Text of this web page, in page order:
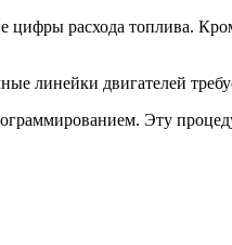
расхода топлива.
линейки двигателей
Эту